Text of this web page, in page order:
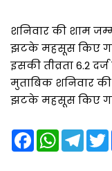
शनिवार की शाम
झटके महसूस किए
इसकी तीव्रता 6.2
मुताबिक शनिवार
झटके महसूस किए
F
a
W
T
e